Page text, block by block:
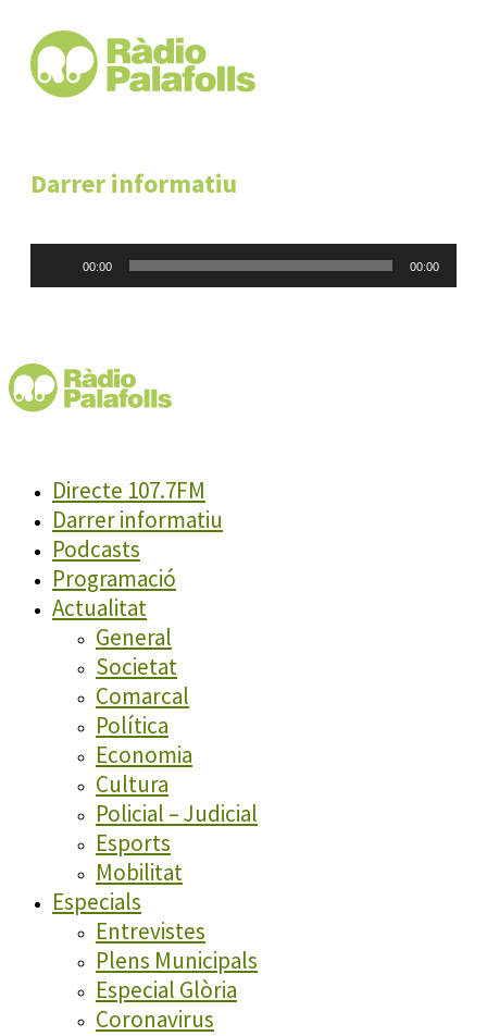
Darrer informatiu
00:00 00:00
Directe 107.7FM
Darrer informatiu
Podcasts
Programació
Actualitat
General
Societat
Comarcal
Política
Economia
Cultura
Policial – Judicial
Esports
Mobilitat
Especials
Entrevistes
Plens Municipals
Especial Glòria
Coronavirus